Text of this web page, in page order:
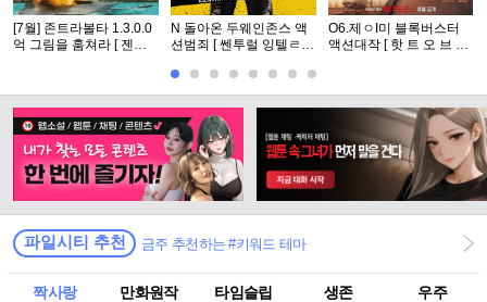
[7월] 존트라볼타 1.3.0.0
억 그림을 훔쳐라 [ 젠틀
N 돌아온 두웨인존스 액
션범죄 [ 쎈투럴 잉텔ㄹ1
FHD5.1
O6.제ㅇI미 블록버스터
액션대작 [ 핫 트 오 브 스
파일시티 추천 금주 추천하는 #키워드 테마
짝사랑 만화원작 타임슬립 생존 우주